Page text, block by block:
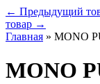
← Предыдущий
товар →
Главная » MONO
MONO